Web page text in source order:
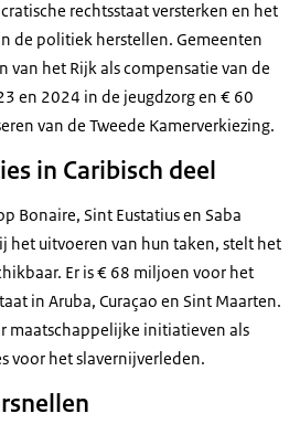
rechtsstaat versterken en het
de politiek herstellen. Gemeenten
het Rijk als compensatie van de
en 2024 in de jeugdzorg en € 60
van de Tweede Kamerverkiezing.
in Caribisch deel
Bonaire, Sint Eustatius en Saba
het uitvoeren van hun taken, stelt het
Er is € 68 miljoen voor het
in Aruba, Curaçao en Sint Maarten.
maatschappelijke initiatieven als
voor het slavernijverleden.